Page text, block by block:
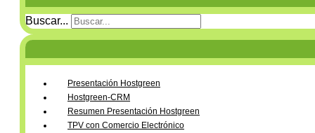
Buscar...
Presentación Hostgreen
Hostgreen-CRM
Resumen Presentación Hostgreen
TPV con Comercio Electrónico